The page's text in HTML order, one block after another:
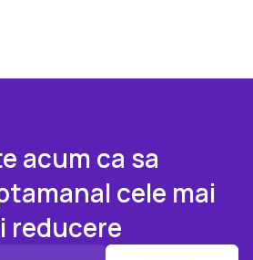
acum ca sa
cele mai
reducere